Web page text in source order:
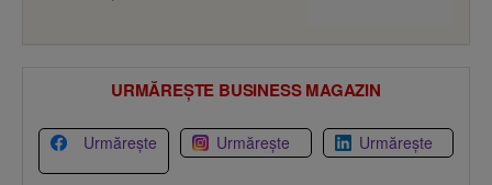
URMĂREȘTE BUSINESS MAGAZIN
Urmărește Urmărește Urmărește